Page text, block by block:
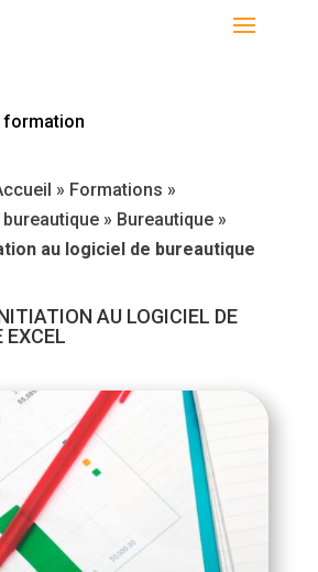
formation
» Formations »
» Bureautique»
au logiciel de bureautique
AU LOGICIEL DE
EXCEL